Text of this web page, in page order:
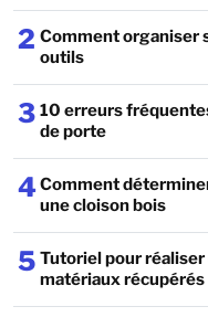
2 Comment organiser
outils
3 10 erreurs
de porte
4Comment
une cloison bois
5 Tutoriel pour
matériaux récupérés